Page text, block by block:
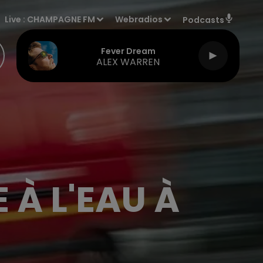
Live : CHAMPAGNE FM Webradios Podcasts
Fever Dream
ALEX WARREN
À L'EAU À